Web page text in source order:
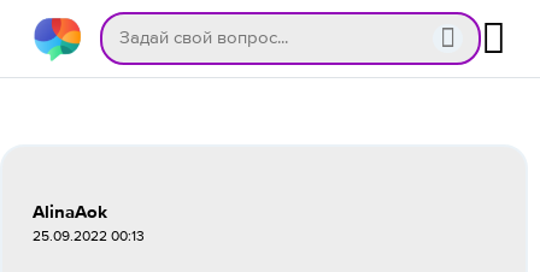
AlinaAok
25.09.2022 00:13